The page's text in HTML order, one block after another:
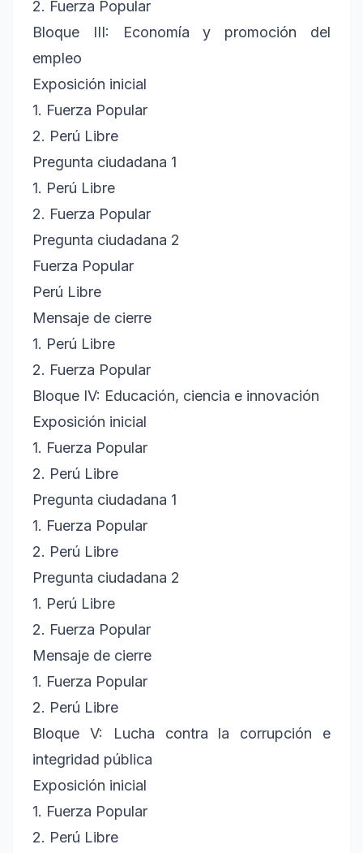
2. Fuerza Popular
Bloque III: Economía y promoción del
empleo
Exposición inicial
1. Fuerza Popular
2. Perú Libre
Pregunta ciudadana 1
1. Perú Libre
2. Fuerza Popular
Pregunta ciudadana 2
Fuerza Popular
Perú Libre
Mensaje de cierre
1. Perú Libre
2. Fuerza Popular
Bloque IV: Educación, ciencia e innovación
Exposición inicial
1. Fuerza Popular
2. Perú Libre
Pregunta ciudadana 1
1. Fuerza Popular
2. Perú Libre
Pregunta ciudadana 2
1. Perú Libre
2. Fuerza Popular
Mensaje de cierre
1. Fuerza Popular
2. Perú Libre
Bloque V: Lucha contra la corrupción e
integridad pública
Exposición inicial
1. Fuerza Popular
2. Perú Libre